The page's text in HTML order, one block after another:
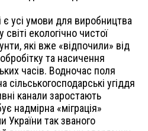
є усі умови для виробництва
екологічно чистої
які вже «відпочили» від
та насичення
часів. Водночас поля
сільськогосподарські угіддя
канали заростають
надмірна «міграція»
України так званого